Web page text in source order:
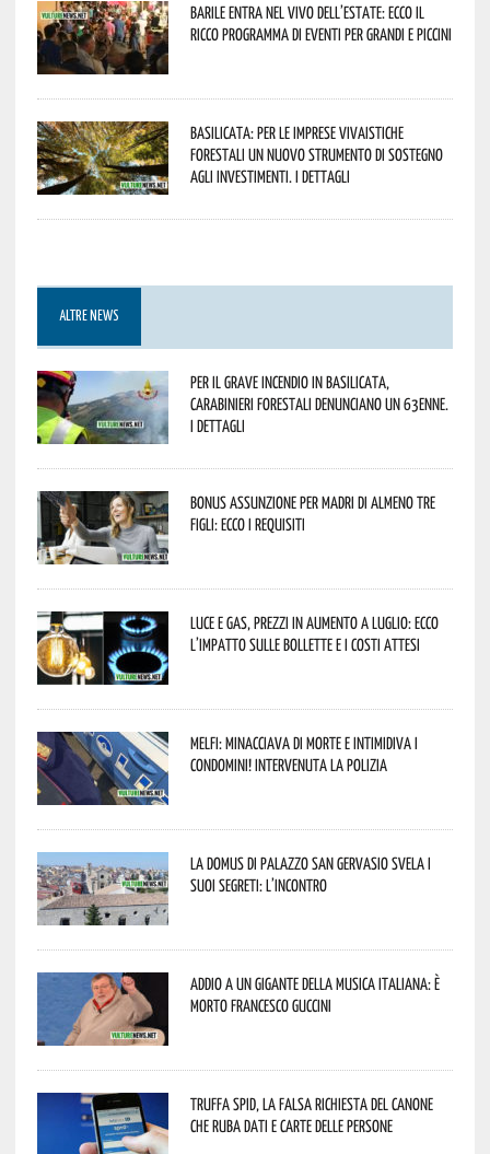
Barile entra nel vivo dell’estate: ecco il
ricco programma di eventi per grandi e piccini
Basilicata: per le imprese vivaistiche
forestali un nuovo strumento di sostegno
agli investimenti. I dettagli
ALTRE NEWS
Per il grave incendio in Basilicata,
Carabinieri forestali denunciano un 63enne.
I dettagli
Bonus assunzione per madri di almeno tre
figli: ecco i requisiti
Luce e gas, prezzi in aumento a luglio: ecco
l’impatto sulle bollette e i costi attesi
Melfi: minacciava di morte e intimidiva i
condomini! Intervenuta la Polizia
La Domus di Palazzo San Gervasio svela i
suoi segreti: l’incontro
Addio a un gigante della musica italiana: è
morto Francesco Guccini
Truffa Spid, la falsa richiesta del canone
che ruba dati e carte delle persone